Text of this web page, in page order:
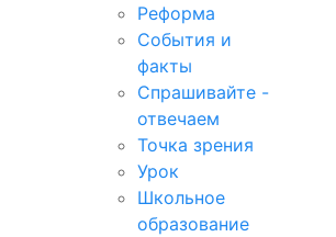
Реформа
События и
факты
Спрашивайте -
отвечаем
Точка зрения
Урок
Школьное
образование